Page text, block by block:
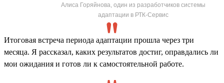
Алиса Горяйнова, один из разработчиков системы
адаптации в РТК-Сервис
Итоговая встреча периода адаптации прошла через три
месяца. Я рассказал, каких результатов достиг, оправдались ли
мои ожидания и готов ли к самостоятельной работе.